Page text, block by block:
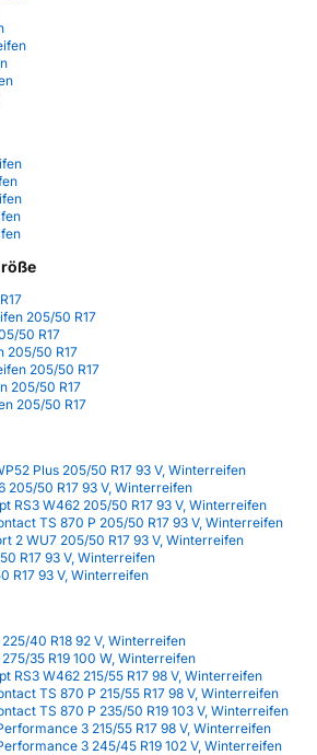
205/50 R17
50 R17
205/50 R17
205/50 R17
205/50 R17
205/50 R17
Plus 205/50 R17 93 V, Winterreifen
205/50 R17 93 V, Winterreifen
RS3 W462 205/50 R17 93 V, Winterreifen
TS 870 P 205/50 R17 93 V, Winterreifen
2 WU7 205/50 R17 93 V, Winterreifen
R17 93 V, Winterreifen
R17 93 V, Winterreifen
40 R18 92 V, Winterreifen
35 R19 100 W, Winterreifen
RS3 W462 215/55 R17 98 V, Winterreifen
TS 870 P 215/55 R17 98 V, Winterreifen
TS 870 P 235/50 R19 103 V, Winterreifen
3 215/55 R17 98 V, Winterreifen
3 245/45 R19 102 V, Winterreifen